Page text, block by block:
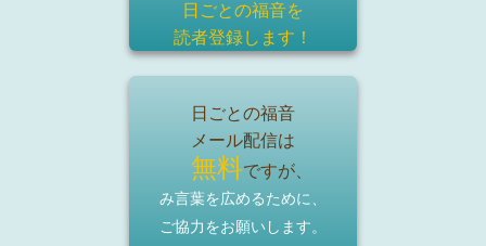
日ごとの福音を
読者登録します！
日ごとの福音
メール配信は
無料ですが、
み言葉を広めるために、
ご協力をお願いします。